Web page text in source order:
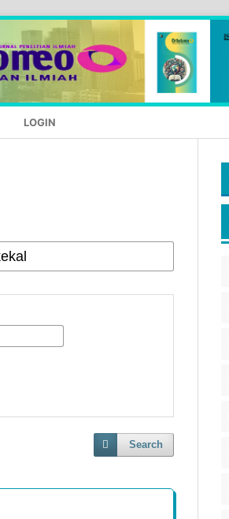
LOGIN
Search